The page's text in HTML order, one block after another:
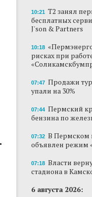
10:21 Т2 занял
бесплатных
J'son & Partners
10:18
рисках при
07:47 Продажи
упали на 30%
07:44 Пермский
бензина по
07:32 В Пермском
объявлен режим
07:18 Власти
стадиона в
6 августа 2026: